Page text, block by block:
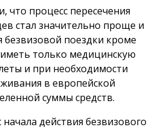
что процесс пересечения
стал значительно проще и
безвизовой поездки кроме
только медицинскую
и при необходимости
в европейской
суммы средств.
действия безвизового